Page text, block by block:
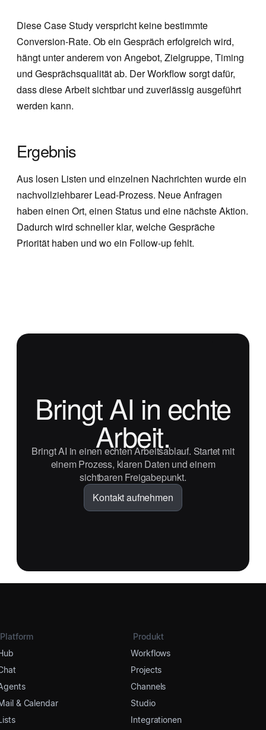
Diese Case Study verspricht keine bestimmte
Conversion-Rate. Ob ein Gespräch erfolgreich wird,
hängt unter anderem von Angebot, Zielgruppe, Timing
und Gesprächsqualität ab. Der Workflow sorgt dafür,
dass diese Arbeit sichtbar und zuverlässig ausgeführt
werden kann.
Ergebnis
Aus losen Listen und einzelnen Nachrichten wurde ein
nachvollziehbarer Lead-Prozess. Neue Anfragen
haben einen Ort, einen Status und eine nächste Aktion.
Dadurch wird schneller klar, welche Gespräche
Priorität haben und wo ein Follow-up fehlt.
Bringt AI in echte
Arbeit.
Bringt AI in einen echten Arbeitsablauf. Startet mit
einem Prozess, klaren Daten und einem
sichtbaren Freigabepunkt.
Kontakt aufnehmen
Platform
& Calendar
Produkt
Workflows
Projects
Channels
Studio
Integrationen